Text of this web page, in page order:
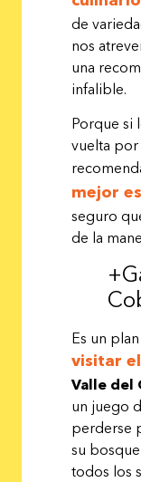
de
nos
una
infalible.
Porque si
vuelta
mejor
seguro
de la
Es un
visitar
Valle del
un juego
perderse
su
todos los